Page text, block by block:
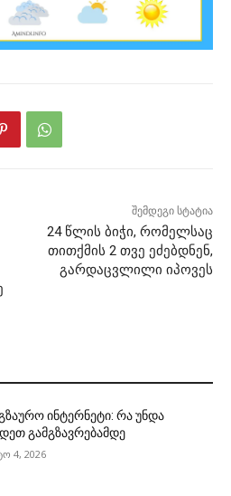
შემდეგი სტატია
24 წლის ბიჭი, რომელსაც
თითქმის 2 თვე ეძებდნენ,
გარდაცვლილი იპოვეს
ინტერნეტი: რა უნდა
გამგზავრებამდე
4, 2026